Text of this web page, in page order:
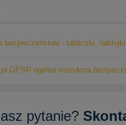
bezpieczeństwa - tabliczki, naklejki
GPSR ogólna instrukcja
pytanie?